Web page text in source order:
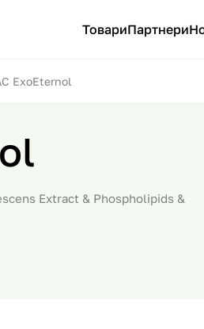
ТовариПартнери
ExoEternol
Extract & Phospholipids &